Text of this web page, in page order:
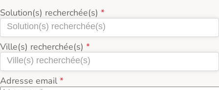
Solution(s) recherchée(s)
Ville(s) recherchée(s)
Adresse email